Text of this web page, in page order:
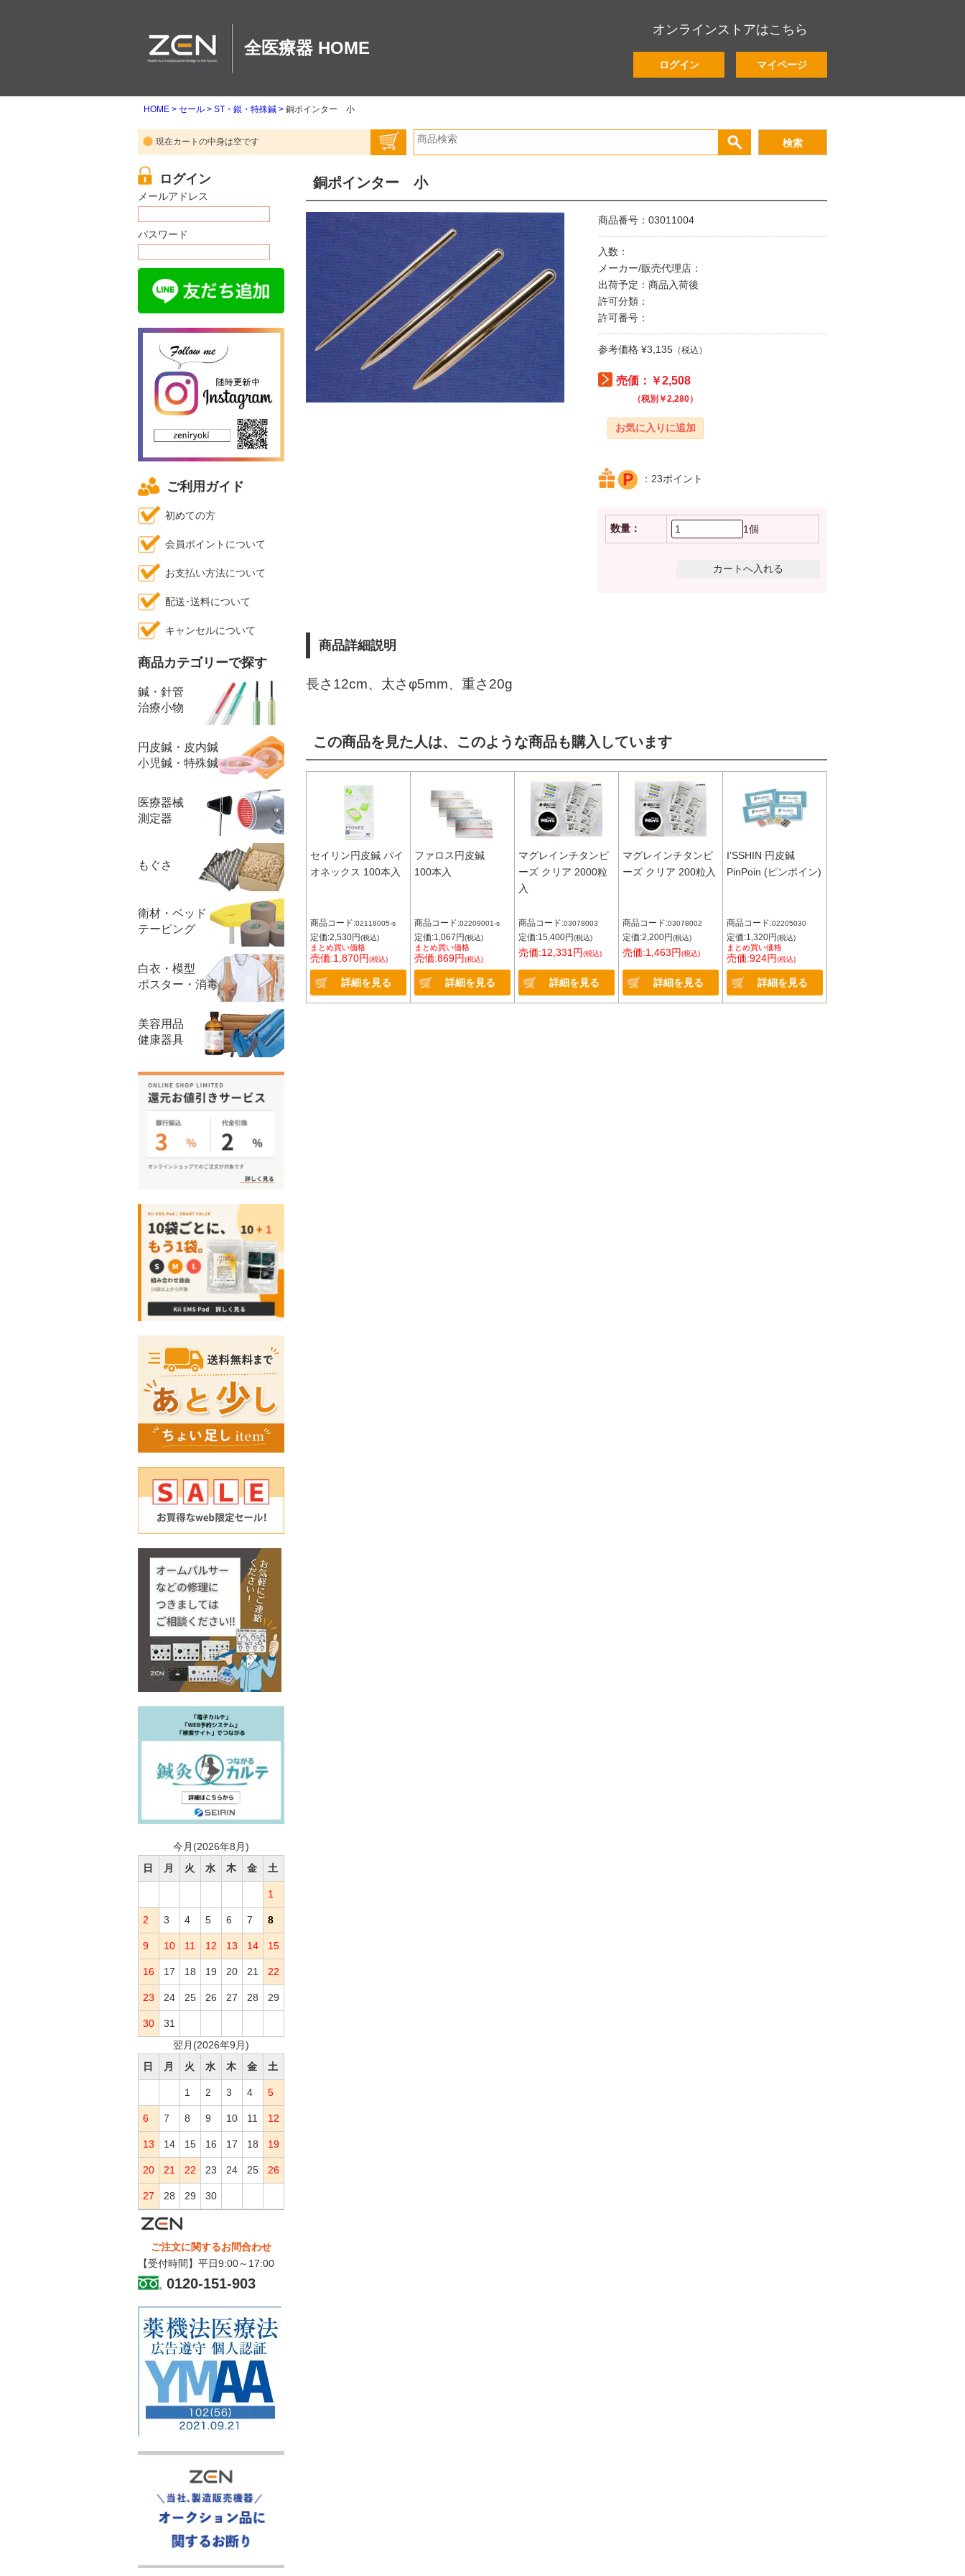
全医療器 HOME
オンラインストアはこちら
ログイン マイページ
HOME セール ST・銀・特殊鍼 銅ポインター 小
現在カートの中身は空です
銅ポインター 小
商品番号：03011004
入数：
メーカー/販売代理店：
出荷予定：商品入荷後
許可分類：
許可番号：
参考価格 ¥3,135 （税込）
売価：￥2,508
（税別￥2,280）
：23ポイント
数量： 1個
商品詳細説明
長さ12cm、太さφ5mm、重さ20g
この商品を見た人は、このような商品も購入しています
セイリン円皮鍼 パイ
オネックス 100本入
商品コード:02118005-s
定価:2,530円(税込)
まとめ買い価格
売価:1,870円(税込)
詳細を見る
ファロス円皮鍼
100本入
商品コード:02209001-s
定価:1,067円(税込)
まとめ買い価格
売価:869円(税込)
詳細を見る
マグレインチタンビ
ーズ クリア 2000粒
入
商品コード:03078003
定価:15,400円(税込)
売価:12,331円(税込)
詳細を見る
マグレインチタンビ
ーズ クリア 200粒入
商品コード:03078002
定価:2,200円(税込)
売価:1,463円(税込)
詳細を見る
I’SSHIN 円皮鍼
PinPoin (ピンポイン)
商品コード:02205030
定価:1,320円(税込)
まとめ買い価格
売価:924円(税込)
詳細を見る
メールアドレス
パスワード
ご利用ガイド
初めての方
会員ポイントについて
お支払い方法について
配送･送料について
キャンセルについて
商品カテゴリーで探す
鍼・針管
治療小物
円皮鍼・皮内鍼
小児鍼・特殊鍼
医療器械
測定器
もぐさ
衛材・ベッド
テーピング
白衣・模型
ポスター・消毒
美容用品
健康器具
今月(2026年8月)
日
月 火 水 木 金 土
1
2 3 4 5 6 7 8
9 10 11 12 13 14 15
16 17 18 19 20 21 22
23 24 25 26 27 28 29
30
31
翌月(2026年9月)
日
月 火 水 木 金 土
1 2 3 4 5
6 7 8 9 10 11 12
13 14 15 16 17 18 19
20 21 22 23 24 25 26
27 28 29 30
ご注文に関するお問合わせ
【受付時間】平日9:00～17:00
0120-151-903